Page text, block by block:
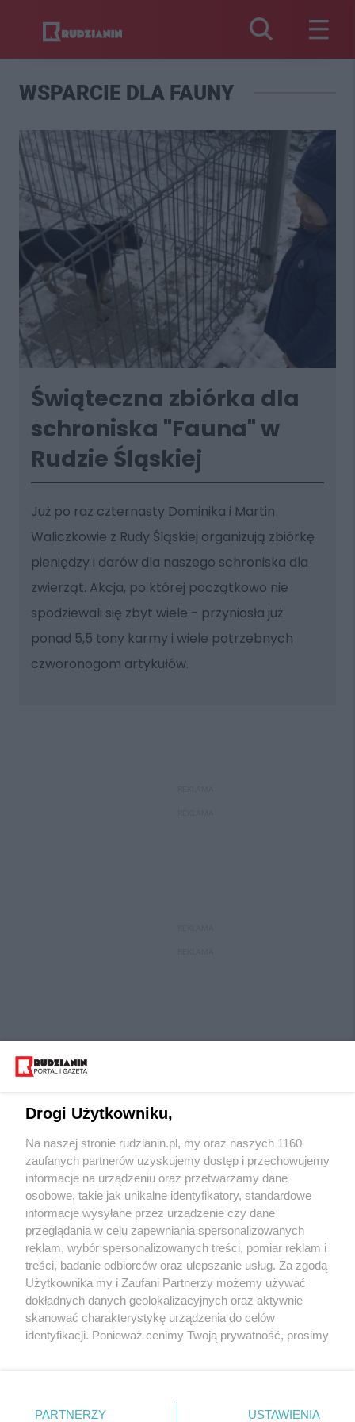
WSPARCIE DLA FAUNY
Świąteczna zbiórka dla
schroniska "Fauna" w
Rudzie Śląskiej
Już po raz czternasty Dominika i Martin
Waliczkowie z Rudy Śląskiej organizują zbiórkę
pieniędzy i darów dla naszego schroniska dla
zwierząt. Akcja, po której początkowo nie
spodziewali się zbyt wiele - przyniosła już
ponad 5,5 tony karmy i wiele potrzebnych
czworonogom artykułów.
Wydawca mediów lokalnych
Nie zapomnij
zapoznać się z:
polityką prywatności regulamin korzystania z portali
Twojemiasto
Piekary Śląskie
Chorzów
Tarnowskie Góry
Gliwice
Skontaktuj sięz nami
Kontakt
Wydawca
Redakcja
Drogi Użytkowniku,
Na naszej stronie rudzianin.pl, my oraz naszych 1160
zaufanych partnerów uzyskujemy dostęp i przechowujemy
informacje na urządzeniu oraz przetwarzamy dane
osobowe, takie jak unikalne identyfikatory, standardowe
informacje wysyłane przez urządzenie czy dane
przeglądania w celu zapewniania spersonalizowanych
reklam, wybór spersonalizowanych treści, pomiar reklam i
treści, badanie odbiorców oraz ulepszanie usług. Za zgodą
Użytkownika my i Zaufani Partnerzy możemy używać
dokładnych danych geolokalizacyjnych oraz aktywnie
skanować charakterystykę urządzenia do celów
identyfikacji. Ponieważ cenimy Twoją prywatność, prosimy
prywatności znajdujący się w lewym dolnym rogu strony
PARTNERZY USTAWIENIA